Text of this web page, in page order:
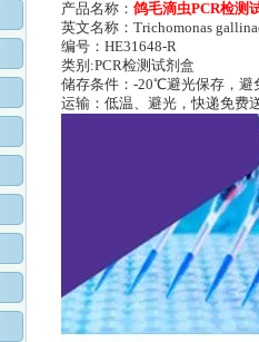
产品名称： 鸽毛滴虫PCR检测
英文名称：Trichomonas
编号：HE31648-R
类别:PCR检测试剂盒
储存条件：-20℃避光保存，避
运输：低温、避光，快递免费